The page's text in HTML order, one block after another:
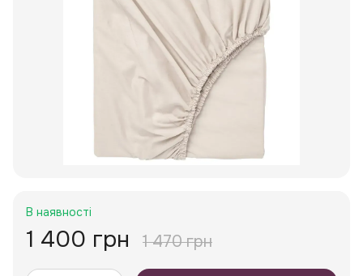
В наявності
1 400 грн 1 470 грн